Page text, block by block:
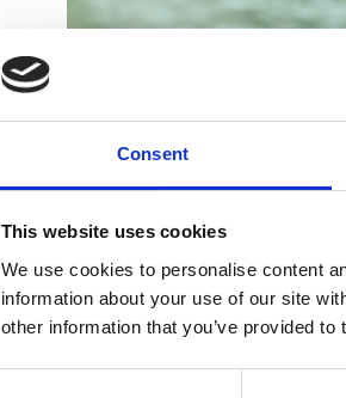
Consent
This website uses cookies
We use cookies to personalise content
information about your use of our site
other information that you’ve provided